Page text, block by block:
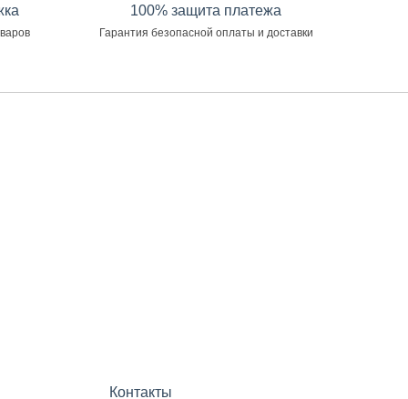
100% защита платежа
Гарантия безопасной оплаты и доставки
Контакты